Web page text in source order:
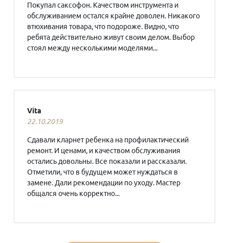
Покупал саксофон. Качеством инструмента и
обслуживанием остался крайне доволен. Никакого
втюхивания товара, что подороже. Видно, что
ребята действительно живут своим делом. Выбор
стоял между несколькими моделями...
Vita
22.10.2019
Сдавали кларнет ребенка на профилактический
ремонт. И ценами, и качеством обслуживания
остались довольны. Все показали и рассказали.
Отметили, что в будущем может нуждаться в
замене. Дали рекомендации по уходу. Мастер
общался очень корректно...